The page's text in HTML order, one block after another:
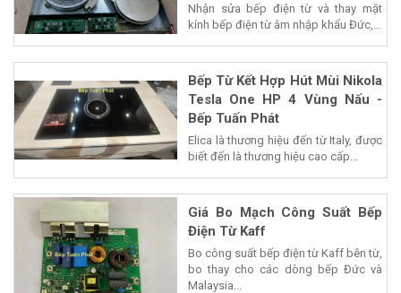
Nhận sửa bếp điện từ và thay mặt
kính bếp điện từ âm nhập khẩu Đức,...
Bếp Từ Kết Hợp Hút Mùi Nikola
Tesla One HP 4 Vùng Nấu -
Bếp Tuấn Phát
Elica là thương hiệu đến từ Italy, được
biết đến là thương hiệu cao cấp...
Giá Bo Mạch Công Suất Bếp
Điện Từ Kaff
Bo công suất bếp điện từ Kaff bên từ,
bo thay cho các dòng bếp Đức và
Malaysia...